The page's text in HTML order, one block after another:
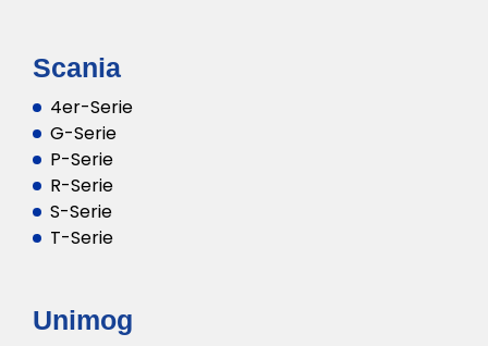
Scania
4er-Serie
G-Serie
P-Serie
R-Serie
S-Serie
T-Serie
Unimog